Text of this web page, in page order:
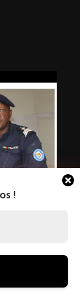
!
une